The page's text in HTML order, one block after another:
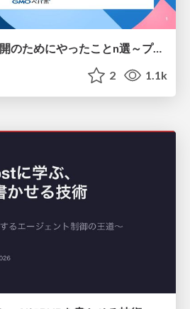
Claude Code全社展開のためにやったことn選～プラグイン302個・コミッター271人を支えるために～
2 1.1k